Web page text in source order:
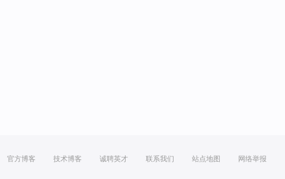
官方博客 技术博客 诚聘英才 联系我们 站点地图 网络举报